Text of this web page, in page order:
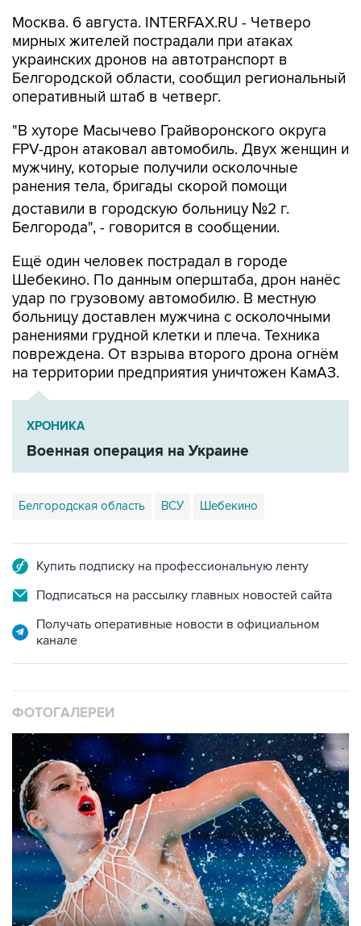
Москва. 6 августа. INTERFAX.RU - Четверо
мирных жителей пострадали при атаках
украинских дронов на автотранспорт в
Белгородской области, сообщил региональный
оперативный штаб в четверг.
"В хуторе Масычево Грайворонского округа
FPV-дрон атаковал автомобиль. Двух женщин и
мужчину, которые получили осколочные
ранения тела, бригады скорой помощи
доставили в городскую больницу №2 г.
Белгорода", - говорится в сообщении.
Ещё один человек пострадал в городе
Шебекино. По данным оперштаба, дрон нанёс
удар по грузовому автомобилю. В местную
больницу доставлен мужчина с осколочными
ранениями грудной клетки и плеча. Техника
повреждена. От взрыва второго дрона огнём
на территории предприятия уничтожен КамАЗ.
ХРОНИКА
Военная операция на Украине
Белгородская область ВСУ Шебекино
Купить подписку на профессиональную ленту
Подписаться на рассылку главных новостей сайта
Получать оперативные новости в официальном
канале
ФОТОГАЛЕРЕИ